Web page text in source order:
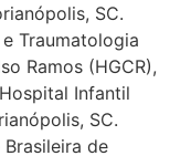
SC.
Traumatologia
Ramos (HGCR),
Infantil
SC.
de